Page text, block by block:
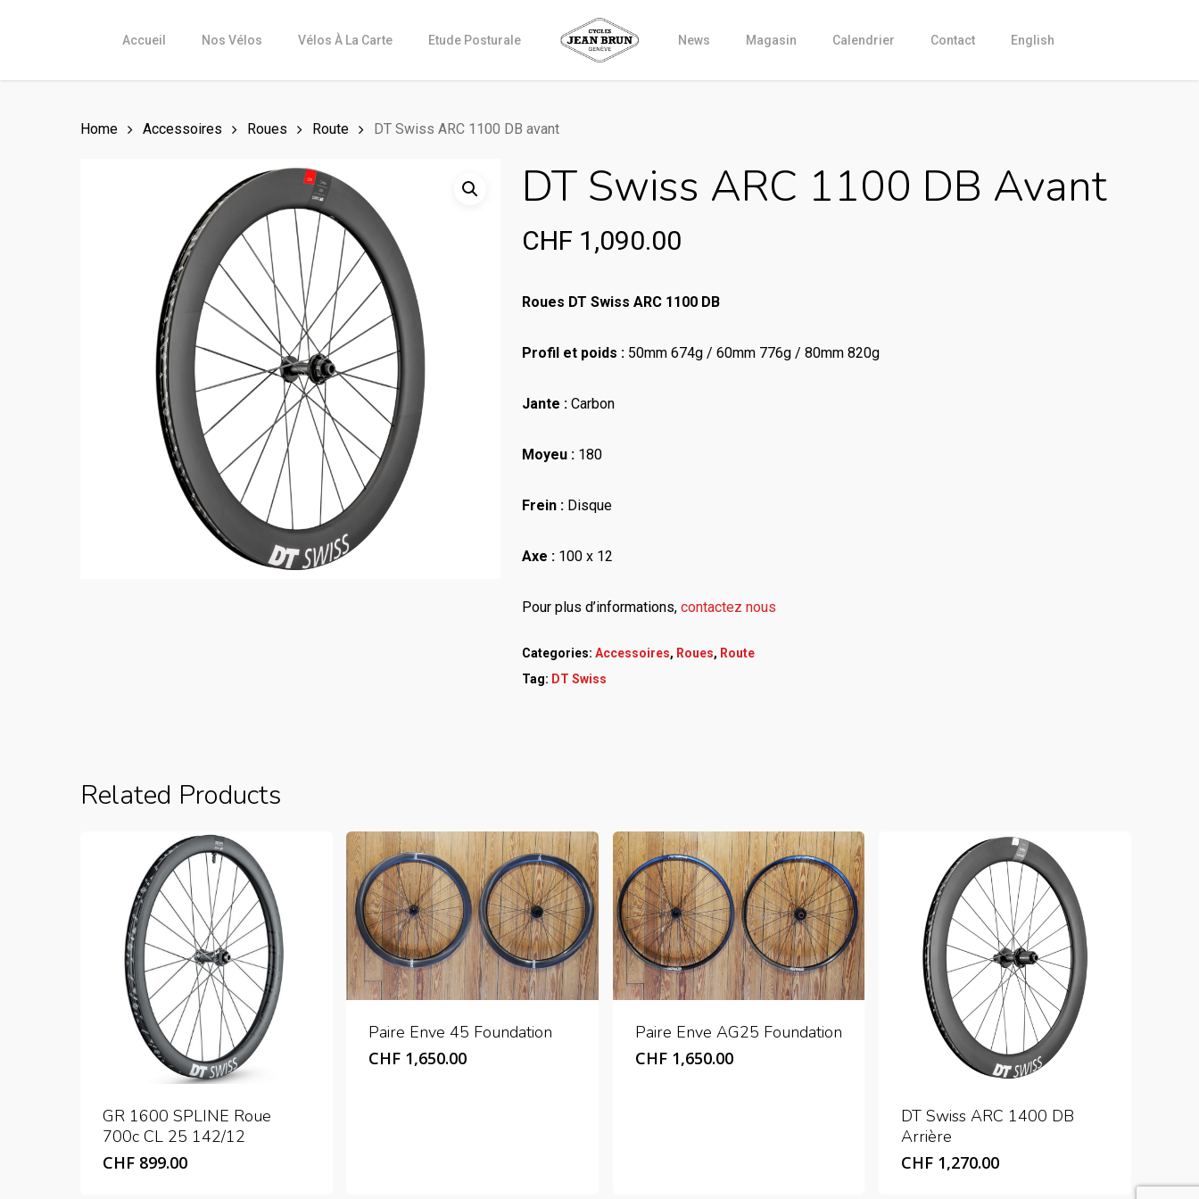
Accueil Nos Vélos Vélos À La Carte Etude Posturale News Magasin Calendrier Contact English
Home Accessoires Roues Route DT Swiss ARC 1100 DB avant
DT Swiss ARC 1100 DB Avant
CHF 1,090.00
Roues DT Swiss ARC 1100 DB
Profil et poids :50mm 674g / 60mm 776g / 80mm 820g
Jante :Carbon
Moyeu :180
Frein :Disque
Axe :100 x 12
Pour plus d’informations, contactez nous
Categories: Accessoires, Roues, Route
Tag: DT Swiss
Related Products
GR 1600 SPLINE Roue
700c CL 25 142/12
CHF 899.00
Paire Enve 45 Foundation
CHF 1,650.00
Paire Enve AG25 Foundation
CHF1,650.00
DT Swiss ARC 1400 DB
Arrière
CHF1,270.00